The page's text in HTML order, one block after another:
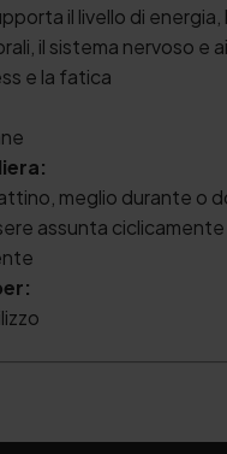
il livello di energia,
il sistema nervoso e
e la fatica
meglio durante o
assunta ciclicamente